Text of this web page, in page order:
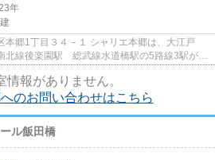
年
郷1丁目３４－１ シャリエ本郷は、大江戸
北線後楽園駅 総武線水道橋駅の5路線3駅が徒
情報がありません。
のお問い合わせはこちら
ル飯田橋